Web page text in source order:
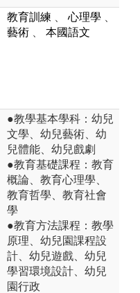
教育訓練 心理學
藝術
本國語文
●教學基本學科：幼兒
文學、幼兒藝術、幼
兒體能、幼兒戲劇
●教育基礎課程：教育
概論、教育心理學、
教育哲學、教育社會
學
●教育方法課程：教學
原理、幼兒園課程設
計、幼兒遊戲、幼兒
學習環境設計、幼兒
園行政